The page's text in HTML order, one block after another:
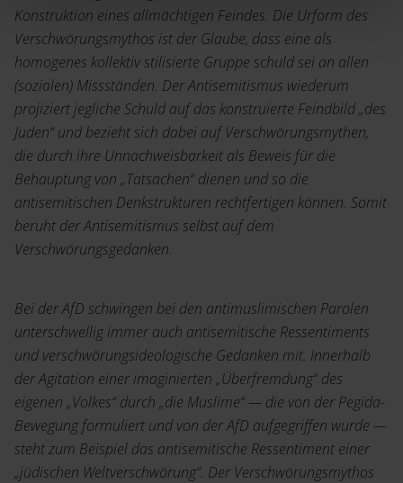
Konstruktion eines allmächtigen Feindes. Die Urform des
Verschwörungsmythos ist der Glaube, dass eine als
homogenes kollektiv stilisierte Gruppe schuld sei an allen
(sozialen) Missständen. Der Antisemitismus wiederum
projiziert jegliche Schuld auf das konstruierte Feindbild „des
Juden“ und bezieht sich dabei auf Verschwörungsmythen,
die durch ihre Unnachweisbarkeit als Beweis für die
Behauptung von „Tatsachen“ dienen und so die
antisemitischen Denkstrukturen rechtfertigen können. Somit
beruht der Antisemitismus selbst auf dem
Verschwörungsgedanken.
Bei der AfD schwingen bei den antimuslimischen Parolen
unterschwellig immer auch antisemitische Ressentiments
und verschwörungsideologische Gedanken mit. Innerhalb
der Agitation einer imaginierten „Überfremdung“ des
eigenen „Volkes“ durch „die Muslime“ — die von der Pegida-
Bewegung formuliert und von der AfD aufgegriffen wurde —
steht zum Beispiel das antisemitische Ressentiment einer
„jüdischen Weltverschwörung“. Der Verschwörungsmythos